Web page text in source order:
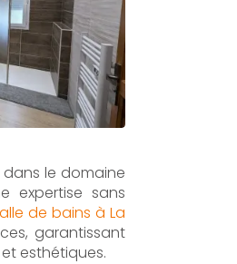
dans le domaine
expertise sans
de bains à La
garantissant
esthétiques.